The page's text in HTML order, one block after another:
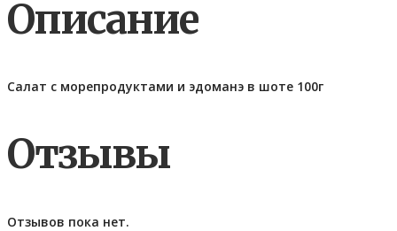
Описание
Салат с морепродуктами и эдоманэ в шоте 100г
Отзывы
Отзывов пока нет.